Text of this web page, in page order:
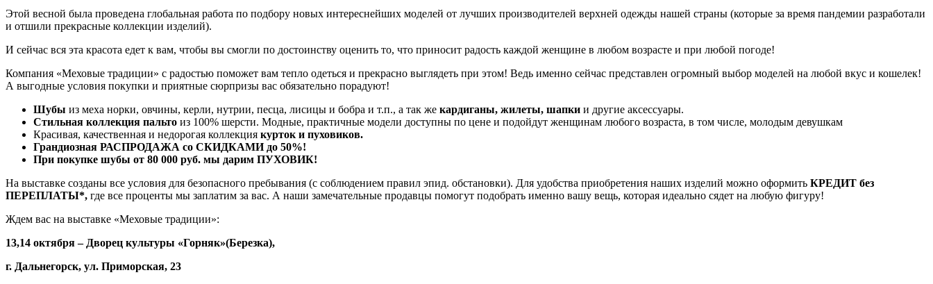
Этой весной была проведена глобальная работа по подбору новых интереснейших моделей от лучших производителей верхней одежды нашей страны (которые за время пандемии разработали
и отшили прекрасные коллекции изделий).
И сейчас вся эта красота едет к вам, чтобы вы смогли по достоинству оценить то, что приносит радость каждой женщине в любом возрасте и при любой погоде!
Компания «Меховые традиции» с радостью поможет вам тепло одеться и прекрасно выглядеть при этом! Ведь именно сейчас представлен огромный выбор моделей на любой вкус и кошелек!
А выгодные условия покупки и приятные сюрпризы вас обязательно порадуют!
Шубы из меха норки, овчины, керли, нутрии, песца, лисицы и бобра и т.п., а так же кардиганы, жилеты, шапки и другие аксессуары.
Стильная коллекция пальто из 100% шерсти. Модные, практичные модели доступны по цене и подойдут женщинам любого возраста, в том числе, молодым девушкам
Красивая, качественная и недорогая коллекция курток и пуховиков.
Грандиозная РАСПРОДАЖА со СКИДКАМИ до 50%!
При покупке шубы от 80 000 руб. мы дарим ПУХОВИК!
На выставке созданы все условия для безопасного пребывания (с соблюдением правил эпид. обстановки). Для удобства приобретения наших изделий можно оформить КРЕДИТ без
ПЕРЕПЛАТЫ*, где все проценты мы заплатим за вас. А наши замечательные продавцы помогут подобрать именно вашу вещь, которая идеально сядет на любую фигуру!
Ждем вас на выставке «Меховые традиции»:
13,14 октября – Дворец культуры «Горняк»(Березка),
г. Дальнегорск, ул. Приморская, 23